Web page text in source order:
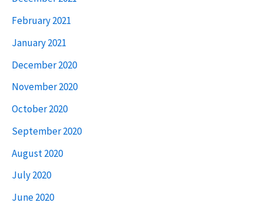
February 2021
January 2021
December 2020
November 2020
October 2020
September 2020
August 2020
July 2020
June 2020